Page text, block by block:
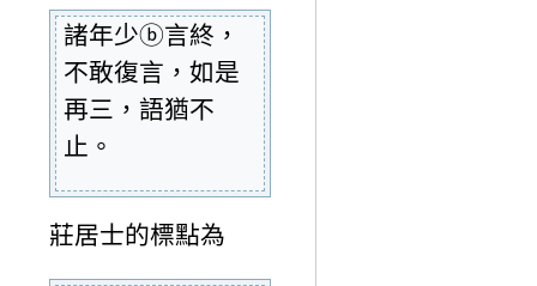
諸年少ⓑ言終，
不敢復言，如是
再三，語猶不
止。
莊居士的標點為